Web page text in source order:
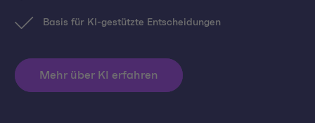
Basis für KI-gestützte Entscheidungen
Mehr über KI erfahren